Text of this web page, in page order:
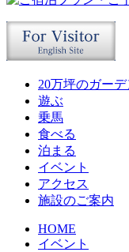
20万坪のガーデ
遊ぶ
乗馬
食べる
泊まる
イベント
アクセス
施設のご案内
HOME
イベント